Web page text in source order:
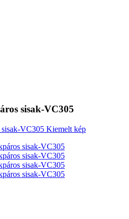
sisak-VC305